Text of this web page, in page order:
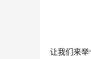
让我们来举